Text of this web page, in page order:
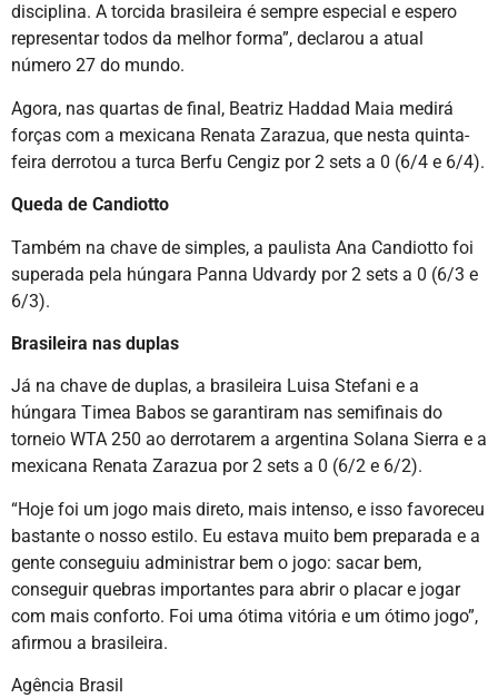
disciplina. A torcida brasileira é sempre especial e espero
representar todos da melhor forma”, declarou a atual
número 27 do mundo.
Agora, nas quartas de final, Beatriz Haddad Maia medirá
forças com a mexicana Renata Zarazua, que nesta quinta-
feira derrotou a turca Berfu Cengiz por 2 sets a 0 (6/4 e 6/4).
Queda de Candiotto
Também na chave de simples, a paulista Ana Candiotto foi
superada pela húngara Panna Udvardy por 2 sets a 0 (6/3 e
6/3).
Brasileira nas duplas
Já na chave de duplas, a brasileira Luisa Stefani e a
húngara Timea Babos se garantiram nas semifinais do
torneio WTA 250 ao derrotarem a argentina Solana Sierra e a
mexicana Renata Zarazua por 2 sets a 0 (6/2 e 6/2).
“Hoje foi um jogo mais direto, mais intenso, e isso favoreceu
bastante o nosso estilo. Eu estava muito bem preparada e a
gente conseguiu administrar bem o jogo: sacar bem,
conseguir quebras importantes para abrir o placar e jogar
com mais conforto. Foi uma ótima vitória e um ótimo jogo”,
afirmou a brasileira.
Agência Brasil